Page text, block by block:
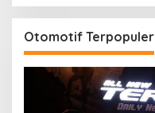
Otomotif Terpopuler